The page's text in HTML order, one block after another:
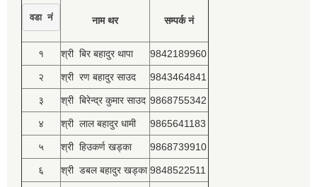
वडा नं नाम थर सम्पर्क नं
१ श्री बिर बहादुर थापा 9842189960
२ श्री रण बहादुर साउद 9843464841
३ श्री बिरेन्द्र कुमार साउद 9868755342
४ श्री लाल बहादुर धामी 9865641183
५ श्री हिउकर्ण खड्का 9868739910
६ श्री डबल बहादुर खड्का 9848522511